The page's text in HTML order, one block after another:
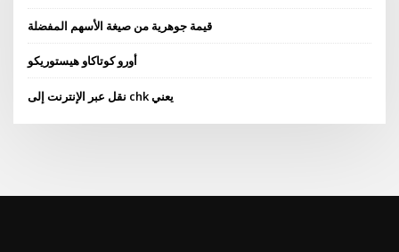
قيمة جوهرية من صيغة الأسهم المفضلة
أورو كوتاكاو هيستوريكو
نقل عبر الإنترنت إلى chk يعني